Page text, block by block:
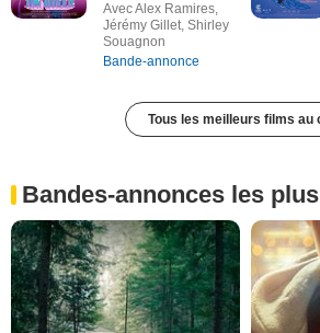
Avec Alex Ramires,
Jérémy Gillet, Shirley
Souagnon
Bande-annonce
Tous les meilleurs films au
Bandes-annonces les